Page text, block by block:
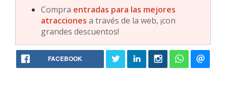
Compra entradas para las mejores
atracciones a través de la web, ¡con
grandes descuentos!
FACEBOOK